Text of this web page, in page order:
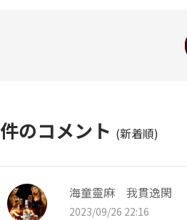
件のコメント (新着順)
海童靈麻 我貫逸閑
2023/09/26 22:16